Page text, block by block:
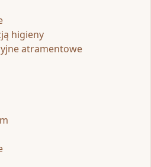
higieny
atramentowe